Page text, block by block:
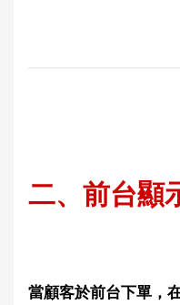
二、前台顯
當顧客於前台下單，